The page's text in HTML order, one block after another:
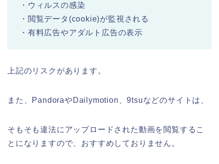
・ウィルスの感染
・閲覧データ(cookie)が監視される
・有料広告やアダルト広告の表示
上記のリスクがあります。
また、PandoraやDailymotion、9tsuなどのサイトは、
そもそも違法にアップロードされた動画を閲覧するこ
とになりますので、おすすめしておりません。